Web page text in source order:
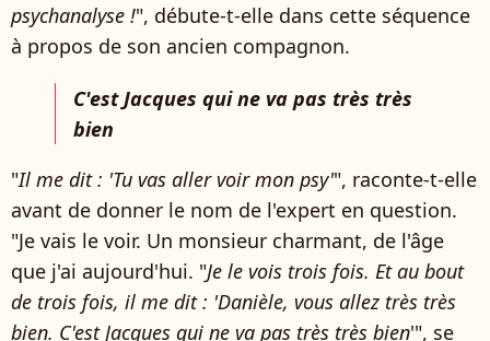
psychanalyse !", débute-t-elle dans cette séquence
à propos de son ancien compagnon.
C'est Jacques qui ne va pas très très
bien
"Il me dit : 'Tu vas aller voir mon psy'", raconte-t-elle
avant de donner le nom de l'expert en question.
"Je vais le voir. Un monsieur charmant, de l'âge
que j'ai aujourd'hui. "Je le vois trois fois. Et au bout
de trois fois, il me dit : 'Danièle, vous allez très très
bien. C'est Jacques qui ne va pas très très bien'", se